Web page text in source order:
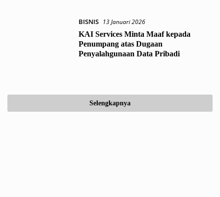
BISNIS
13 Januari 2026
KAI Services Minta Maaf kepada
Penumpang atas Dugaan
Penyalahgunaan Data Pribadi
Selengkapnya